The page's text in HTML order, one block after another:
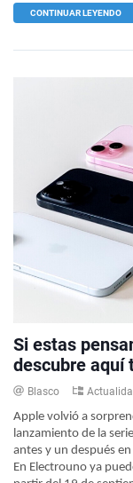
CONTINUAR LEYENDO
Si estas
descubre aquí
Blasco
Apple volvió a
lanzamiento de la
antes y un después
En Electrouno ya